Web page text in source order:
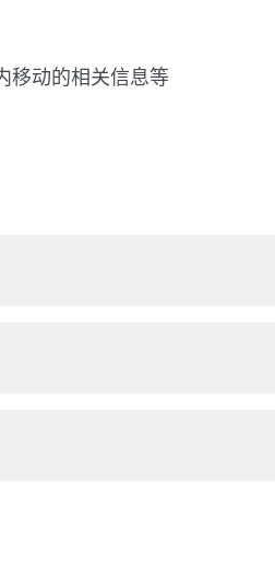
移动的相关信息等